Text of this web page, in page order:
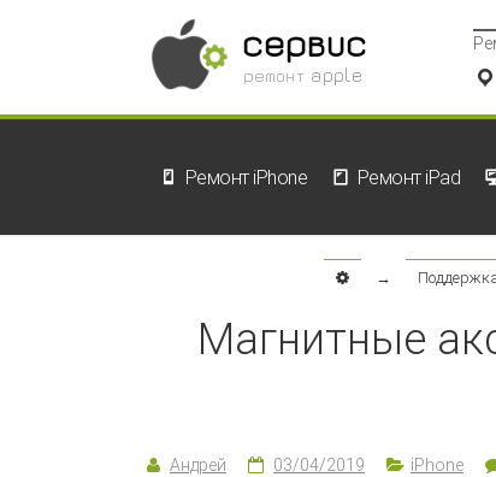
сервис
ремонт apple
Ремонт iPhone Ремонт iPad
→
Магнитные
Андрей 03/04/2019 iPhone